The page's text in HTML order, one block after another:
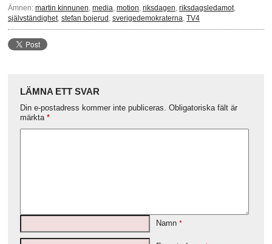
Ämnen: martin kinnunen media motion riksdagen riksdagsledamot,
självständighet, stefan bojerud sverigedemokraterna TV4
LÄMNA ETT SVAR
Din e-postadress kommer inte publiceras. Obligatoriska fält är
märkta *
Namn *